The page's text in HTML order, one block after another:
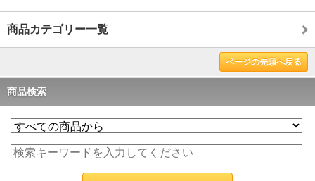
商品カテゴリー一覧
ページの先頭へ戻る
商品検索